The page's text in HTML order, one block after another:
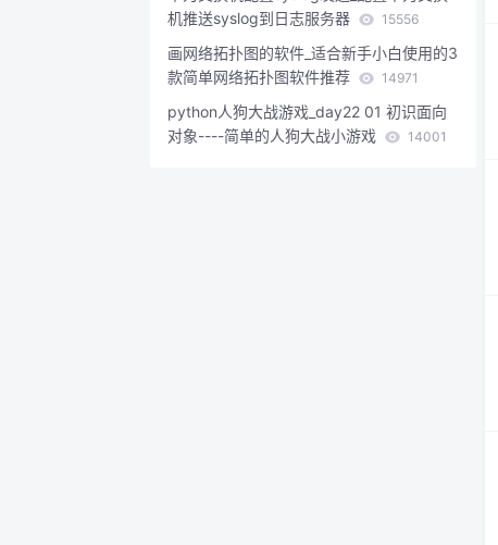
机推送syslog到日志服务器
15556
画网络拓扑图的软件_适合新手小白使用的3
款简单网络拓扑图软件推荐
14971
python人狗大战游戏_day22 01 初识面向
对象----简单的人狗大战小游戏
14001